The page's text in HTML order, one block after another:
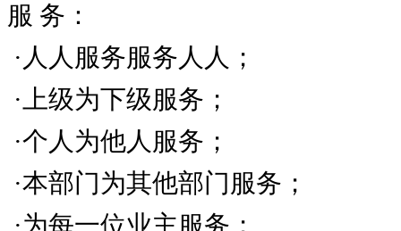
服 务：
·人人服务服务人人；
·上级为下级服务；
·个人为他人服务；
·本部门为其他部门服务；
·为每一位业主服务；